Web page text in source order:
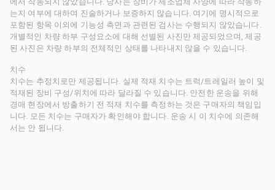
는지 여부에 대하여 진술하거나 보증하지 않습니다. 여기에 명시적으로
포함된 항목 이외에 기능성 측면과 관련된 검사는 수행되지 않았습니다.
개별적인 차량 하부 구성요소에 대해 선별된 사진만 제공되었으며, 제공
된 사진은 차량 하부의 전체적인 상태를 나타내지 않을 수 있습니다.
치수
치수는 추정치로만 제공됩니다. 실제 적재 치수는 트럭/트레일러 높이 및
적재된 장비 구성/위치에 따라 달라질 수 있습니다. 안전한 운송을 위해
경매 현장에서 방출하기 전 적재 치수를 측정하는 것은 구매자의 책임입
니다. 모든 치수는 구매자가 확인해야 합니다. 운송 시 이 치수에 의존해
서는 안 됩니다.